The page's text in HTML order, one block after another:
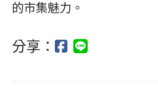
的市集魅力。
分享：